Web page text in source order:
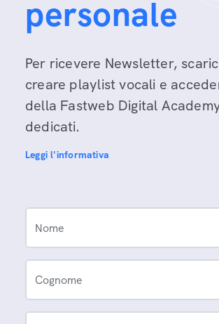
personale
Per ricevere Newsletter,
creare playlist vocali e
della Fastweb Digital
dedicati.
Leggi l'informativa
Nome
Cognome